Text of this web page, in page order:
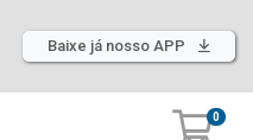
Baixe já nosso APP
0